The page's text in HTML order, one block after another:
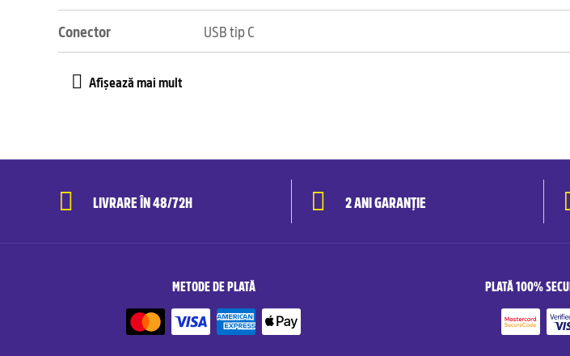
Conector USB tip C
LIVRARE ÎN 48/72H 2 ANI GARANȚIE
METODE DE PLATĂ PLATĂ 100%